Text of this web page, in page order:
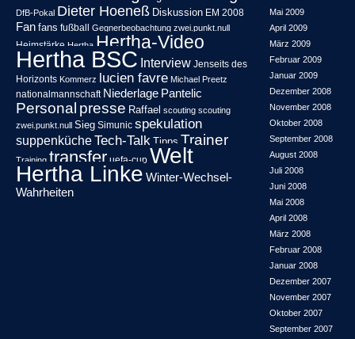
DfB-Pokal Dieter Hoeneß Diskussion EM 2008
Fan fans fußball Gegnerbeobachtung zwei.punkt.null
Heimstärke Hertha Hertha-Video
Hertha BSC Interview Jenseits des
Horizonts Kommerz lucien favre Michael Preetz
nationalmannschaft Niederlage Pantelic
Personal presse Raffael scouting scouting
zwei.punkt.null Sieg Simunic spekulation
suppenkücheTech-Talk Tipps Trainer
Training transfer uefa-cup Welt
Hertha Linke Winter-Wechsel-
Wahrheiten
Mai 2009
April 2009
März 2009
Februar 2009
Januar 2009
Dezember 2008
November 2008
Oktober 2008
September 2008
August 2008
Juli 2008
Juni 2008
Mai 2008
April 2008
März 2008
Februar 2008
Januar 2008
Dezember 2007
November 2007
Oktober 2007
September 2007